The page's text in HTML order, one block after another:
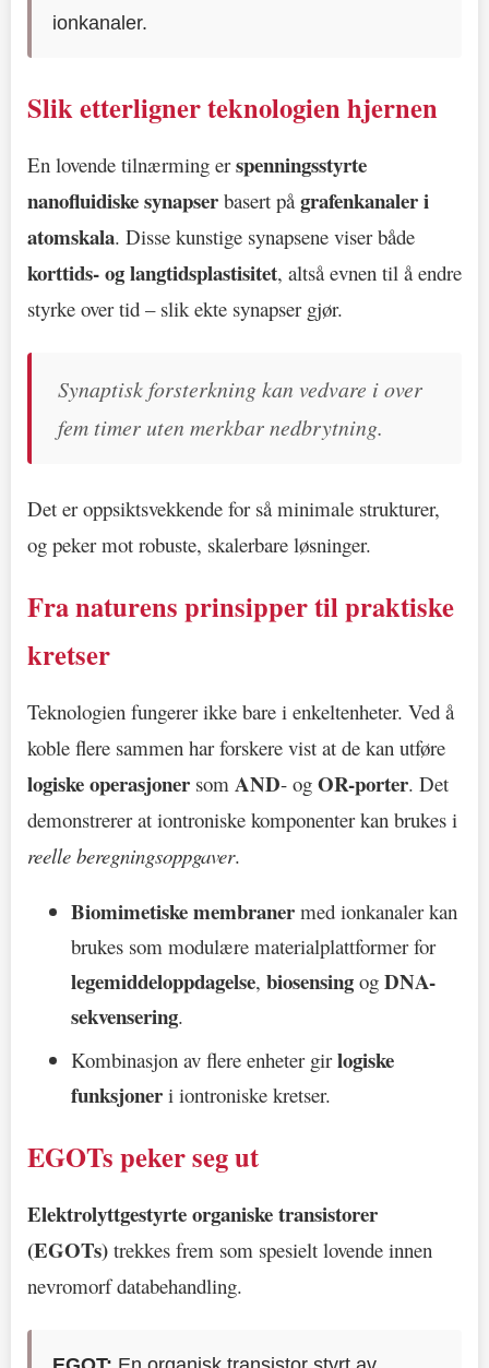
ionkanaler.
Slik etterligner teknologien hjernen
En lovende tilnærming erspenningsstyrte
nanofluidiske synapser basert pågrafenkanaler i
atomskala. Disse kunstige synapsene viser både
korttids- og langtidsplastisitet, altså evnen til å endre
styrke over tid – slik ekte synapser gjør.
Synaptisk forsterkning kan vedvare i over
fem timer uten merkbar nedbrytning.
Det er oppsiktsvekkende for så minimale strukturer,
og peker mot robuste, skalerbare løsninger.
Fra naturens prinsipper til praktiske
kretser
Teknologien fungerer ikke bare i enkeltenheter. Ved å
koble flere sammen har forskere vist at de kan utføre
logiske operasjoner som AND- og OR-porter. Det
demonstrerer at iontroniske komponenter kan brukes i
reelle beregningsoppgaver.
Biomimetiske membraner med ionkanaler kan
brukes som modulære materialplattformer for
legemiddeloppdagelse, biosensing og DNA-
sekvensering.
Kombinasjon av flere enheter girlogiske
funksjoner i iontroniske kretser.
EGOTs peker seg ut
Elektrolyttgestyrte organiske transistorer
(EGOTs) trekkes frem som spesielt lovende innen
nevromorf databehandling.